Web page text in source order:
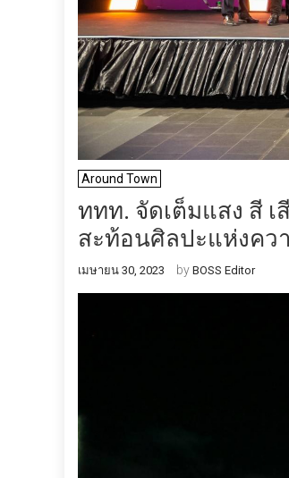
Around Town
ททท. จัดเต็มแสง สี เ
สะท้อนศิลปะแห่งคว
เมษายน 30, 2023 by BOSS Editor